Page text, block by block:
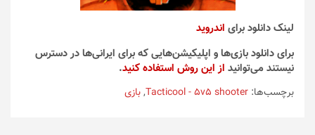
لینک دانلود برای اندروید
برای دانلود بازی‌ها و اپلیکیشن‌هایی که برای ایرانی‌ها در دسترس
نیستند می‌توانید از این روش استفاده کنید.
برچسب‌ها: Tacticool - 5v5 shooter
,بازی